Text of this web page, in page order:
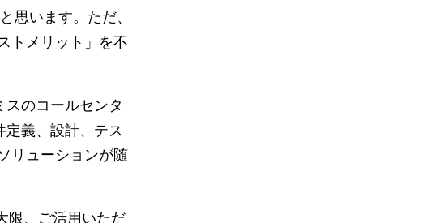
います。ただ、
トメリット」を不
のコールセンタ
義、設計、テス
リューションが随
限、ご活用いただ